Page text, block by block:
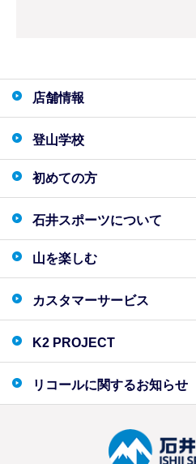
店舗情報
登山学校
初めての方
石井スポーツについて
山を楽しむ
カスタマーサービス
K2 PROJECT
リコールに関するお知らせ